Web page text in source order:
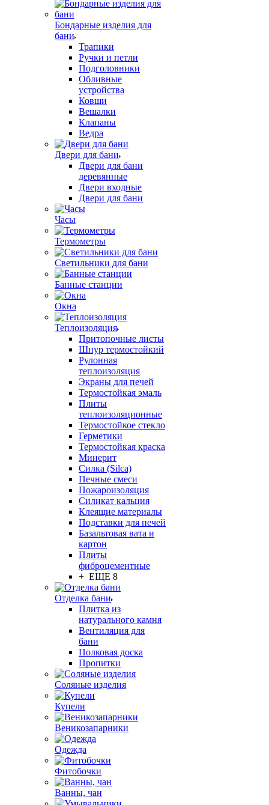
Бондарные изделия для
бани
Трапики
Ручки и петли
Подголовники
Обливные
устройства
Ковши
Вешалки
Клапаны
Ведра
Двери для бани
Двери для бани
деревянные
Двери входные
Двери для бани
Часы
Термометры
Светильники для бани
Банные станции
Окна
Теплоизоляция
Притопочные листы
Шнур термостойкий
Рулонная
теплоизоляция
Экраны для печей
Термостойкая эмаль
Плиты
теплоизоляционные
Термостойкое стекло
Герметики
Термостойкая краска
Минерит
Силка (Silca)
Печные смеси
Пожароизоляция
Силикат кальция
Клеящие материалы
Подставки для печей
Базальтовая вата и
картон
Плиты
фиброцементные
+ ЕЩЕ 8
Отделка бани
Плитка из
натурального камня
Вентиляция для
бани
Полковая доска
Пропитки
Соляные изделия
Купели
Веникозапарники
Одежда
Фитобочки
Ванны, чан